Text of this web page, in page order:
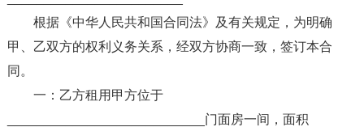
根据《中华人民共和国合同法》及有关规定，为明确
甲、乙双方的权利义务关系，经双方协商一致，签订本合
同。
一：乙方租用甲方位于
___________________________门面房一间，面积